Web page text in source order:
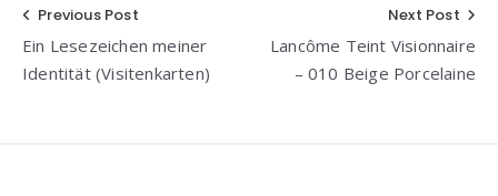
Beitragsnavigation
Previous Post
Ein Lesezeichen meiner
Identität (Visitenkarten)
Next Post
Lancôme Teint Visionnaire
– 010 Beige Porcelaine